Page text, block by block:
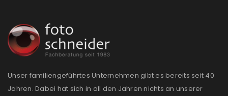
Unser familiengeführtes Unternehmen gibt es bereits seit 40
Jahren. Dabei hat sich in all den Jahren nichts an unserer